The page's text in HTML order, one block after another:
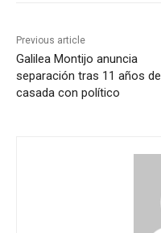
Previous article
Galilea Montijo anuncia
separación tras 11 años de
casada con político